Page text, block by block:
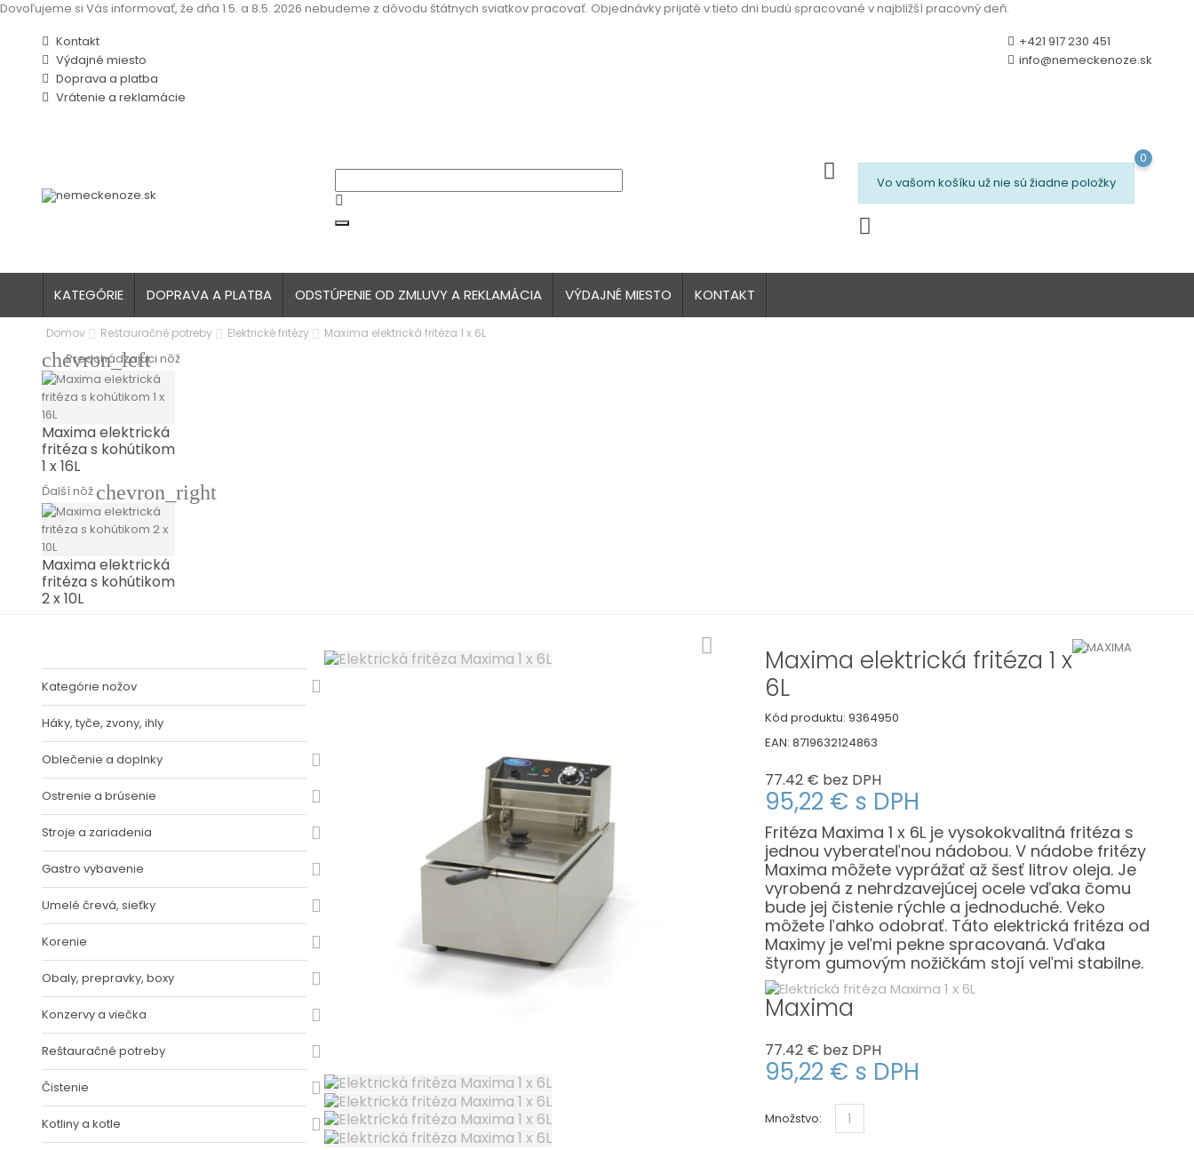
Dovoľujeme si Vás informovať, že dňa 1.5. a 8.5. 2026 nebudeme z dôvodu štátnych sviatkov pracovať. Objednávky prijaté v tieto dni budú spracované v najbližší pracovný deň.
Kontakt
Výdajné miesto
Doprava a platba
Vrátenie a reklamácie
+421 917 230 451
info@nemeckenoze.sk
Vo vašom košíku už nie sú žiadne položky
0
KATEGÓRIE DOPRAVA A PLATBA ODSTÚPENIE OD ZMLUVY A REKLAMÁCIA VÝDAJNÉ MIESTO KONTAKT
Domov Reštauračné potreby Elektrické fritézy Maxima elektrická fritéza 1 x 6L
chevron_left
Predchádzajúci nôž
Maxima elektrická
fritéza s kohútikom
1 x 16L
Ďalší nôž chevron_right
Maxima elektrická
fritéza s kohútikom
2 x 10L
Kategórie nožov
Háky, tyče, zvony, ihly
Oblečenie a doplnky
Ostrenie a brúsenie
Stroje a zariadenia
Gastro vybavenie
Umelé črevá, sieťky
Korenie
Obaly, prepravky, boxy
Konzervy a viečka
Reštauračné potreby
Čistenie
Kotliny a kotle
Maxima elektrická fritéza 1 x
6L
Kód produktu: 9364950
EAN: 8719632124863
77.42 € bez DPH
95,22 € s DPH
Fritéza Maxima 1 x 6L je vysokokvalitná fritéza s
jednou vyberateľnou nádobou. V nádobe fritézy
Maxima môžete vyprážať až šesť litrov oleja. Je
vyrobená z nehrdzavejúcej ocele vďaka čomu
bude jej čistenie rýchle a jednoduché. Veko
môžete ľahko odobrať. Táto elektrická fritéza od
Maximy je veľmi pekne spracovaná. Vďaka
štyrom gumovým nožičkám stojí veľmi stabilne.
Maxima
77.42 € bez DPH
95,22 € s DPH
Množstvo: